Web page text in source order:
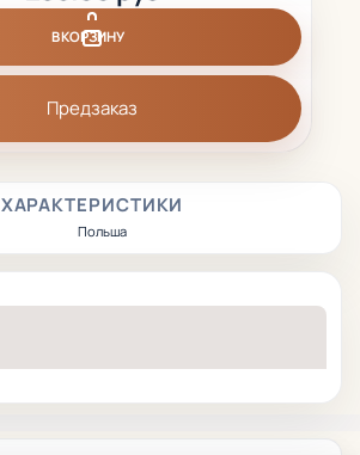
ХАРАКТЕРИСТИКИ
Польша
В КОРЗИНУ
Предзаказ